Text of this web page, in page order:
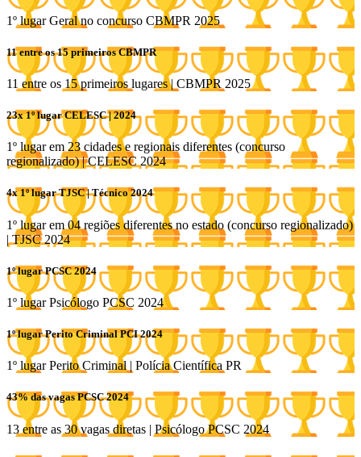
1º lugar Geral no concurso CBMPR 2025
11 entre os 15 primeiros CBMPR
11 entre os 15 primeiros lugares | CBMPR 2025
23x 1º lugar CELESC | 2024
1º lugar em 23 cidades e regionais diferentes (concurso
regionalizado) | CELESC 2024
4x 1º lugar TJSC | Técnico 2024
1º lugar em 04 regiões diferentes no estado (concurso regionalizado)
| TJSC 2024
1º lugar PCSC 2024
1º lugar Psicólogo PCSC 2024
1º lugar Perito Criminal PCI 2024
1º lugar Perito Criminal | Polícia Científica PR
43% das vagas PCSC 2024
13 entre as 30 vagas diretas | Psicólogo PCSC 2024